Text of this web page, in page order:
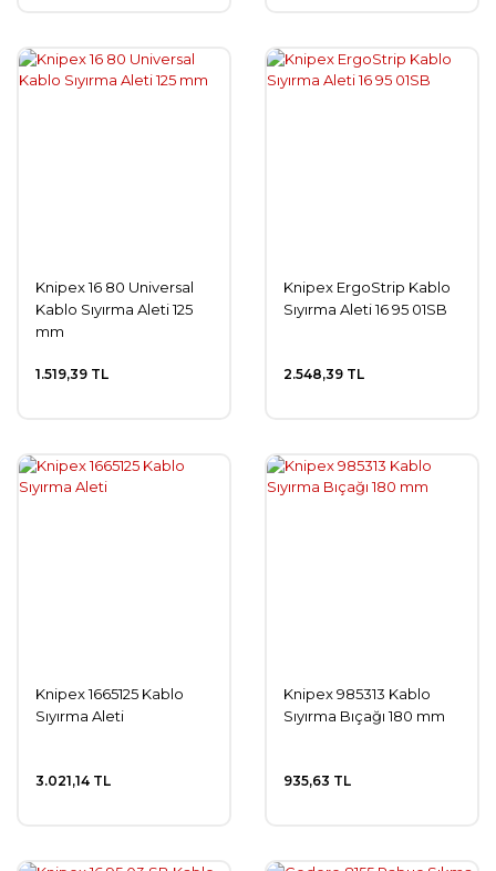
Knipex 16 80 Universal
Kablo Sıyırma Aleti 125
mm
1.519,39 TL
Knipex ErgoStrip Kablo
Sıyırma Aleti 16 95 01SB
2.548,39 TL
Knipex 1665125 Kablo
Sıyırma Aleti
3.021,14 TL
Knipex 985313 Kablo
Sıyırma Bıçağı 180 mm
935,63 TL